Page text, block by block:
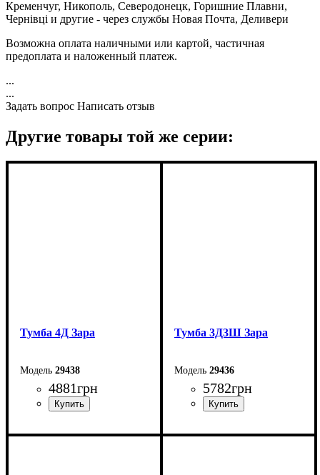
Кременчуг, Никополь, Северодонецк, Горишние Плавни,
Чернівці и другие - через службы Новая Почта, Деливери
Возможна оплата наличными или картой, частичная
предоплата и наложенный платеж.
...
...
Задать вопрос Написать отзыв
Другие товары той же серии:
Тумба 4Д Зара
29438
4881грн
Ширина: 180 см
Тумба 3Д3Ш Зара
29436
5782грн
Ширина: 180 см